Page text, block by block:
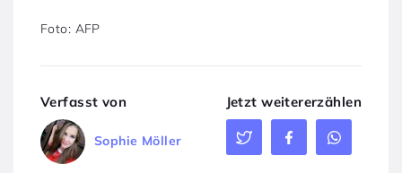
Foto: AFP
Verfasst von
Sophie Möller
Jetzt weitererzählen